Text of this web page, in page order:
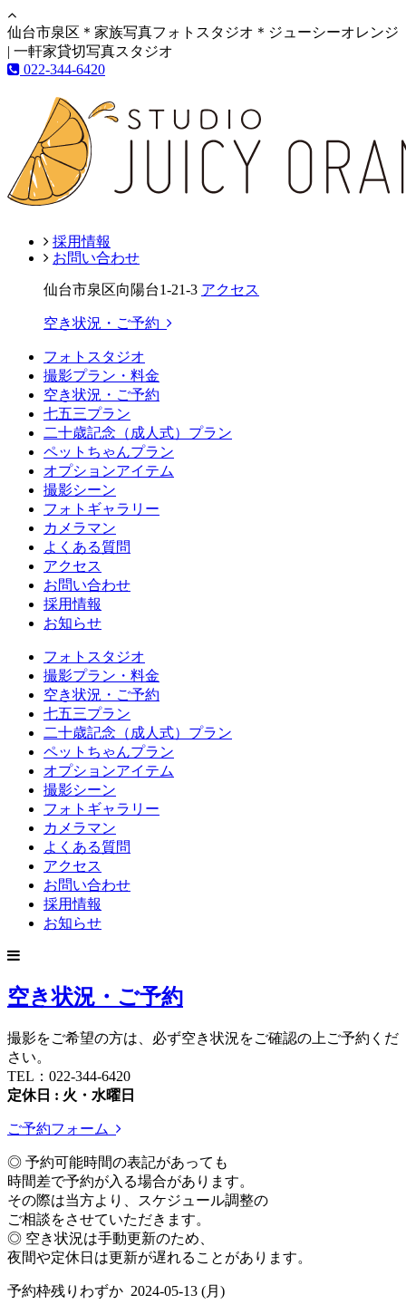
仙台市泉区＊家族写真フォトスタジオ＊ジューシーオレンジ
| 一軒家貸切写真スタジオ
022-344-6420
採用情報
お問い合わせ
仙台市泉区向陽台1-21-3 アクセス
空き状況・ご予約
フォトスタジオ
撮影プラン・料金
空き状況・ご予約
七五三プラン
二十歳記念（成人式）プラン
ペットちゃんプラン
オプションアイテム
撮影シーン
フォトギャラリー
カメラマン
よくある質問
アクセス
お問い合わせ
採用情報
お知らせ
フォトスタジオ
撮影プラン・料金
空き状況・ご予約
七五三プラン
二十歳記念（成人式）プラン
ペットちゃんプラン
オプションアイテム
撮影シーン
フォトギャラリー
カメラマン
よくある質問
アクセス
お問い合わせ
採用情報
お知らせ
空き状況・ご予約
撮影をご希望の方は、必ず空き状況をご確認の上ご予約くだ
さい。
TEL：022-344-6420
定休日 : 火・水曜日
ご予約フォーム
◎ 予約可能時間の表記があっても
時間差で予約が入る場合があります。
その際は当方より、スケジュール調整の
ご相談をさせていただきます。
◎ 空き状況は手動更新のため、
夜間や定休日は更新が遅れることがあります。
予約枠残りわずか 2024-05-13 (月)